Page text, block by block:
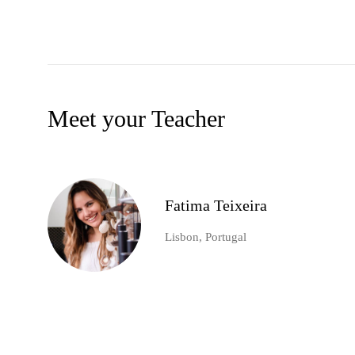
Meet your Teacher
Fatima Teixeira
Lisbon, Portugal